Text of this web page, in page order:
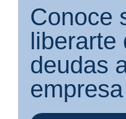
Conoce
liberarte
deudas
empresa